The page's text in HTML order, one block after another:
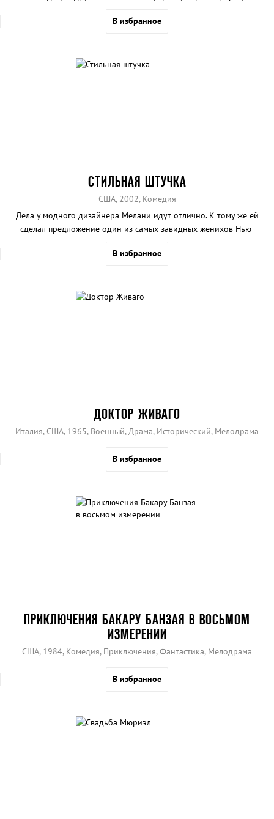
В избранное
СТИЛЬНАЯ ШТУЧКА
США, 2002, Комедия
Дела у модного дизайнера Мелани идут отлично. К тому же ей
сделал предложение один из самых завидных женихов Нью-
который живет в далекой Алабаме
В избранное
ДОКТОР ЖИВАГО
Италия, США, 1965, Военный, Драма, Исторический, Мелодрама
В избранное
ПРИКЛЮЧЕНИЯ БАКАРУ БАНЗАЯ В ВОСЬМОМ
ИЗМЕРЕНИИ
США, 1984, Комедия, Приключения, Фантастика, Мелодрама
В избранное